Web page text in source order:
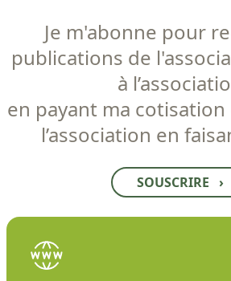
Je m'abonne pour
publications de
à
en payant ma
l’association en
SOUSCRIRE ›